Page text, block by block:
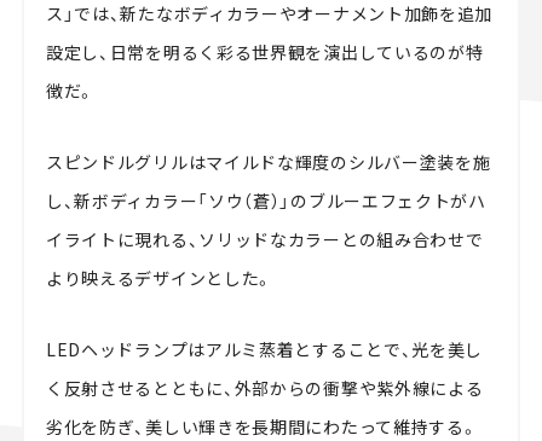
ス」では、新たなボディカラーやオーナメント加飾を追加
設定し、日常を明るく彩る世界観を演出しているのが特
徴だ。
スピンドルグリルはマイルドな輝度のシルバー塗装を施
し、新ボディカラー「ソウ（蒼）」のブルーエフェクトがハ
イライトに現れる、ソリッドなカラーとの組み合わせで
より映えるデザインとした。
LEDヘッドランプはアルミ蒸着とすることで、光を美し
く反射させるとともに、外部からの衝撃や紫外線による
劣化を防ぎ、美しい輝きを長期間にわたって維持する。